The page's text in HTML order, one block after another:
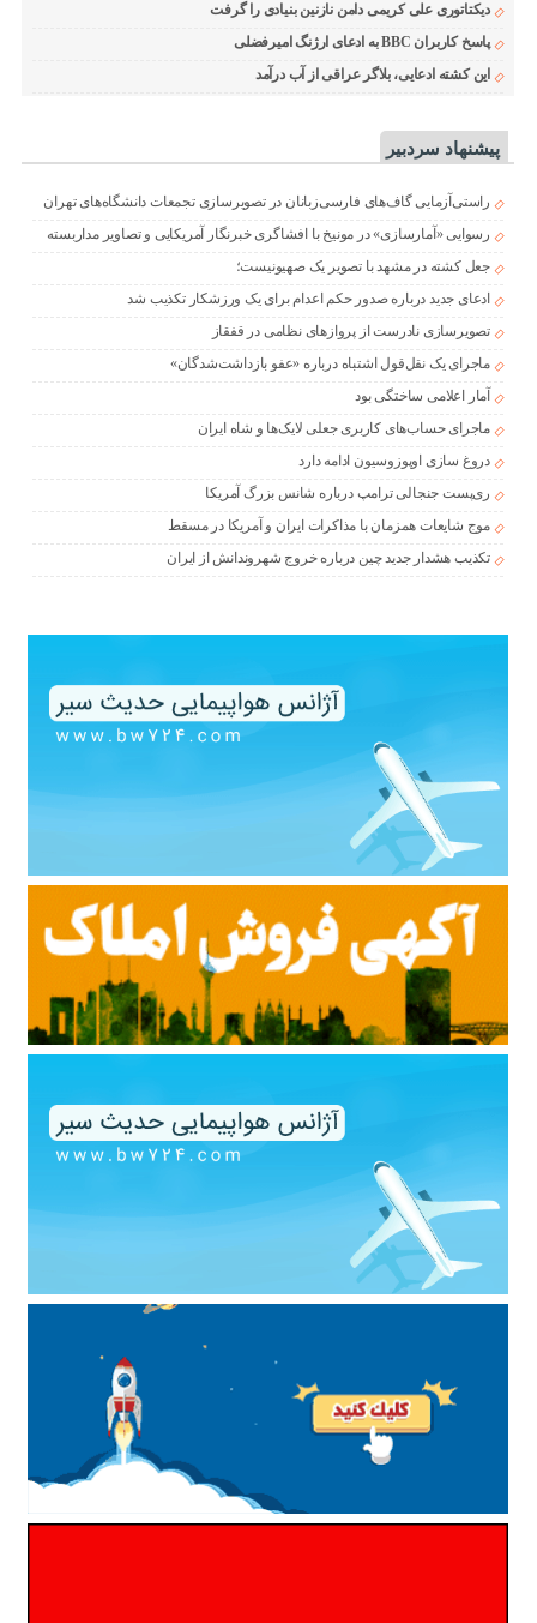
دیکتاتوری علی کریمی دامن نازنین بنیادی را گرفت
پاسخ کاربران BBC به ادعای ارژنگ امیرفضلی
این کشته ادعایی، بلاگر عراقی از آب درآمد
پیشنهاد سردبیر
راستی‌آزمایی گاف‌های فارسی‌زبانان در تصویرسازی تجمعات دانشگاه‌های تهران
رسوایی «آمارسازی» در مونیخ با افشاگری خبرنگار آمریکایی و تصاویر مداربسته
جعل کشته در مشهد با تصویر یک صهیونیست؛
ادعای جدید درباره صدور حکم اعدام برای یک ورزشکار تکذیب شد
تصویرسازی نادرست از پروازهای نظامی در قفقاز
ماجرای یک نقل‌قول اشتباه درباره «عفو بازداشت‌شدگان»
آمار اعلامی ساختگی بود
ماجرای حساب‌های کاربری جعلی لایک‌ها و شاه ایران
دروغ سازی اوپوزوسیون ادامه دارد
ری‌پست جنجالی ترامپ درباره شانس بزرگ آمریکا
موج شایعات همزمان با مذاکرات ایران و آمریکا در مسقط
تکذیب هشدار جدید چین درباره خروج شهروندانش از ایران